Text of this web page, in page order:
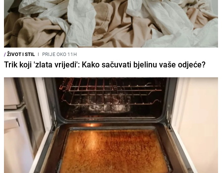
/ŽIVOT I STIL I PRIJE OKO 11H
Trik koji 'zlata vrijedi': Kako sačuvati bjelinu vaše odjeće?